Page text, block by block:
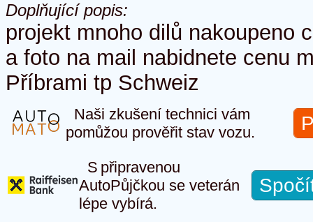
Doplňující popis:
projekt mnoho dilů nakoupeno
a foto na mail nabidnete cenu
Příbrami tp Schweiz
Naši zkušení technici vám
pomůžou prověřit stav vozu.
S připravenou
AutoPůjčkou se veterán
lépe vybírá.